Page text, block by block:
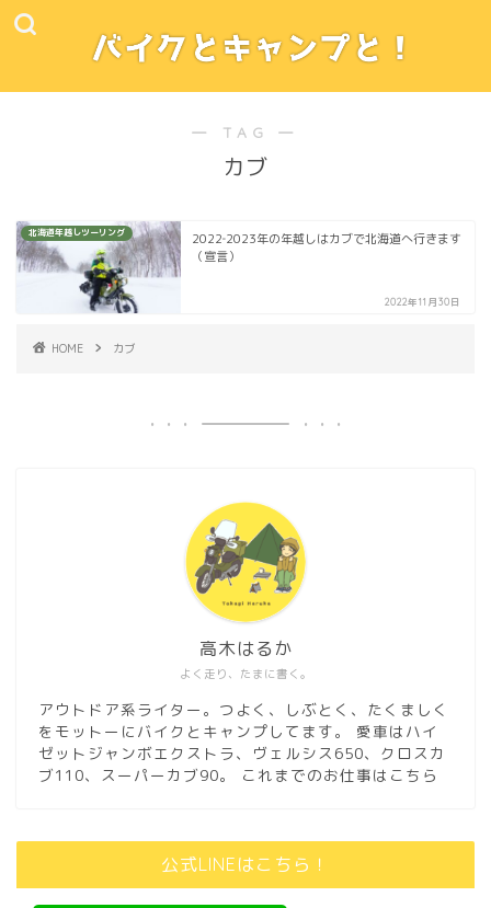
― TAG ―
カブ
北海道年越しツーリング
2022‐2023年の年越しはカブで北海道へ行きます
（宣言）
2022年11月30日
HOME カブ
よく走り、たまに書く。
高木はるか
アウトドア系ライター。つよく、しぶとく、たくましく
をモットーにバイクとキャンプしてます。 愛車はハイ
ゼットジャンボエクストラ、ヴェルシス650、クロスカ
ブ110、スーパーカブ90。
これまでのお仕事はこちら
公式LINEはこちら！